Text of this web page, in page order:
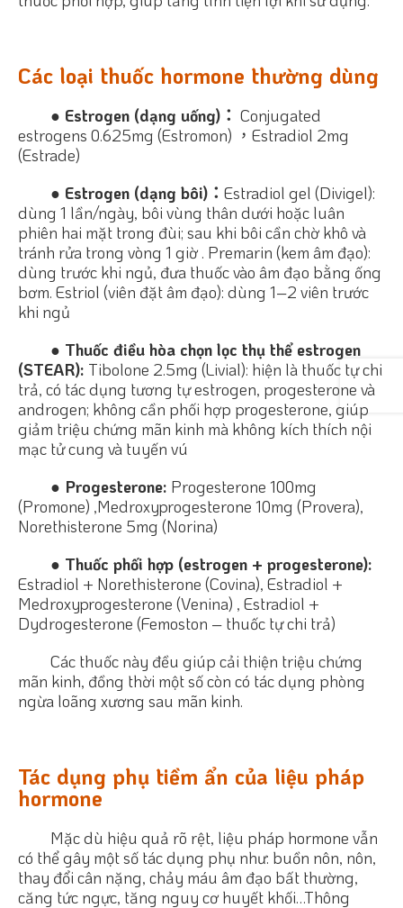
Các loại thuốc hormone thường dùng
● Estrogen (dạng uống)： Conjugated
estrogens 0.625mg (Estromon) ，Estradiol 2mg
(Estrade)
● Estrogen (dạng bôi)： Estradiol gel (Divigel):
dùng 1 lần/ngày, bôi vùng thân dưới hoặc luân
phiên hai mặt trong đùi; sau khi bôi cần chờ khô và
tránh rửa trong vòng 1 giờ . Premarin (kem âm đạo):
dùng trước khi ngủ, đưa thuốc vào âm đạo bằng ống
bơm. Estriol (viên đặt âm đạo): dùng 1–2 viên trước
khi ngủ
● Thuốc điều hòa chọn lọc thụ thể estrogen
(STEAR): Tibolone 2.5mg (Livial): hiện là thuốc tự chi
trả, có tác dụng tương tự estrogen, progesterone và
androgen; không cần phối hợp progesterone, giúp
giảm triệu chứng mãn kinh mà không kích thích nội
mạc tử cung và tuyến vú
● Progesterone: Progesterone 100mg
(Promone) ,Medroxyprogesterone 10mg (Provera),
Norethisterone 5mg (Norina)
● Thuốc phối hợp (estrogen + progesterone):
Estradiol + Norethisterone (Covina), Estradiol +
Medroxyprogesterone (Venina) , Estradiol +
Dydrogesterone (Femoston – thuốc tự chi trả)
Các thuốc này đều giúp cải thiện triệu chứng
mãn kinh, đồng thời một số còn có tác dụng phòng
ngừa loãng xương sau mãn kinh.
Tác dụng phụ tiềm ẩn của liệu pháp
hormone
Mặc dù hiệu quả rõ rệt, liệu pháp hormone vẫn
có thể gây một số tác dụng phụ như: buồn nôn, nôn,
thay đổi cân nặng, chảy máu âm đạo bất thường,
căng tức ngực, tăng nguy cơ huyết khối…Thông